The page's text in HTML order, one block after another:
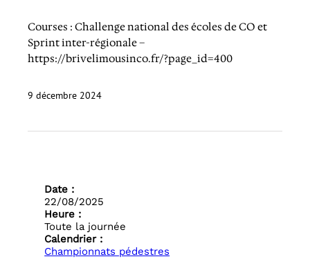
Courses : Challenge national des écoles de CO et
Sprint inter-régionale –
https://brivelimousinco.fr/?page_id=400
9 décembre 2024
Date :
22/08/2025
Heure :
Toute la journée
Calendrier :
Championnats pédestres